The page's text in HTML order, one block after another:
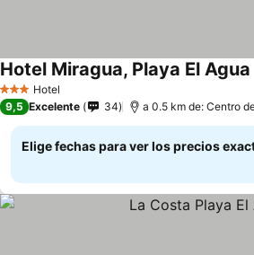
3 Estrellas
Hotel
Hotel Miragua, Playa El Agua
9,5 Excelente 34 a 0.5 km de: Centro
Elige fechas para ver los precios